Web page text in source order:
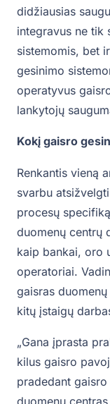
didžiausias
integravus ne tik
sistemomis, bet
gesinimo
operatyvus
lankytojų
Kokį gaisro
Renkantis vieną
svarbu
procesų
duomenų centrų
kaip bankai, oro
operatoriai.
gaisras
kitų įstaigų
„Gana įprasta
kilus gaisro
pradedant